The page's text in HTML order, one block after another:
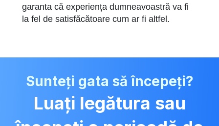
garanta că experiența dumneavoastră va fi
la fel de satisfăcătoare cum ar fi altfel.
Sunteți gata să începeți?
Luați legătura sau